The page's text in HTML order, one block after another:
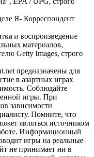
Я- Корреспондент
и воспроизведение
материалов,
Getty Images, строго
предназначены для
в азартных играх
Соблюдайте
игры. При
зависимости
Помните, что
являться источником
Информационный
игры на реальные
не принимает ни в